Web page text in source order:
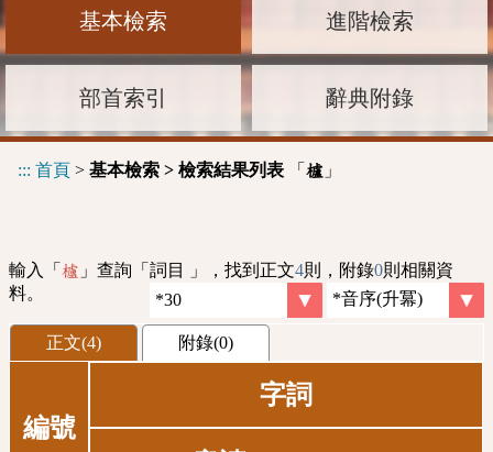
基本檢索 進階檢索
部首索引 辭典附錄
::: 首頁 > 基本檢索 > 檢索結果列表 「 櫨 」
輸入「 櫨 」查詢「詞目 」，找到正文4則，附錄0則相關資
料。
正文(4) 附錄(0)
編號
字詞